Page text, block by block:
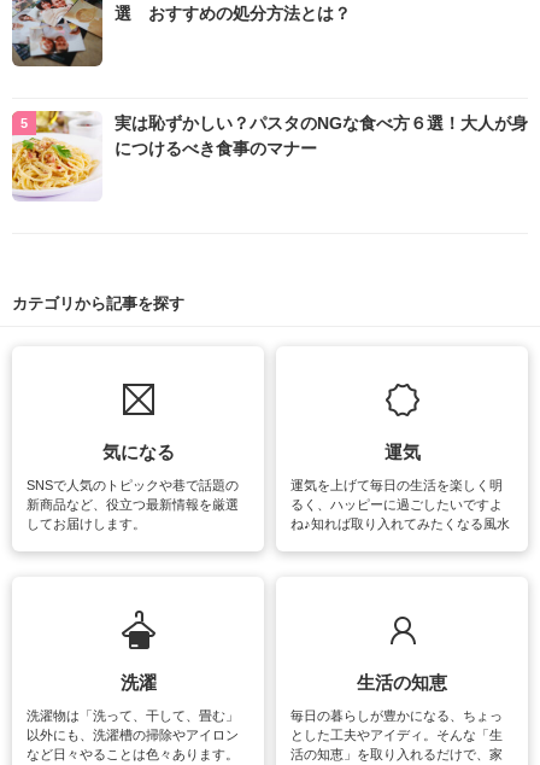
選 おすすめの処分方法とは？
実は恥ずかしい？パスタのNGな食べ方６選！大人が身
につけるべき食事のマナー
カテゴリから記事を探す
気になる
SNSで人気のトピックや巷で話題の
新商品など、役立つ最新情報を厳選
してお届けします。
運気
運気を上げて毎日の生活を楽しく明
るく、ハッピーに過ごしたいですよ
ね♪知れば取り入れてみたくなる風水
洗濯
洗濯物は「洗って、干して、畳む」
以外にも、洗濯槽の掃除やアイロン
など日々やることは色々あります。
生活の知恵
毎日の暮らしが豊かになる、ちょっ
とした工夫やアイディ。そんな「生
活の知恵」を取り入れるだけで、家